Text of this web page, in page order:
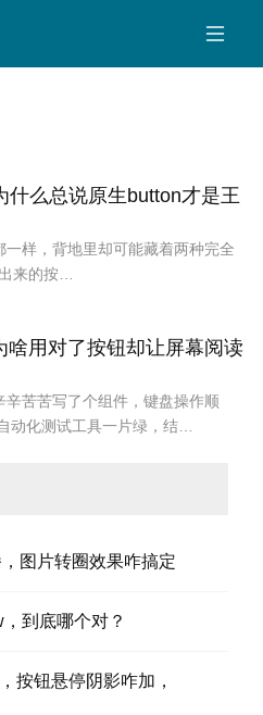
什么总说原生button才是王
样，背地里却可能藏着两种完全
来的按…
啥用对了按钮却让屏幕阅读
苦苦写了个组件，键盘操作顺
动化测试工具一片绿，结…
图片转圈效果咋搞定
到底哪个对？
按钮悬停阴影咋加，